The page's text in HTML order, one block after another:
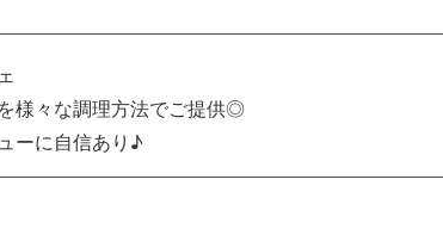
様々な調理方法でご提供◎
ーに自信あり♪